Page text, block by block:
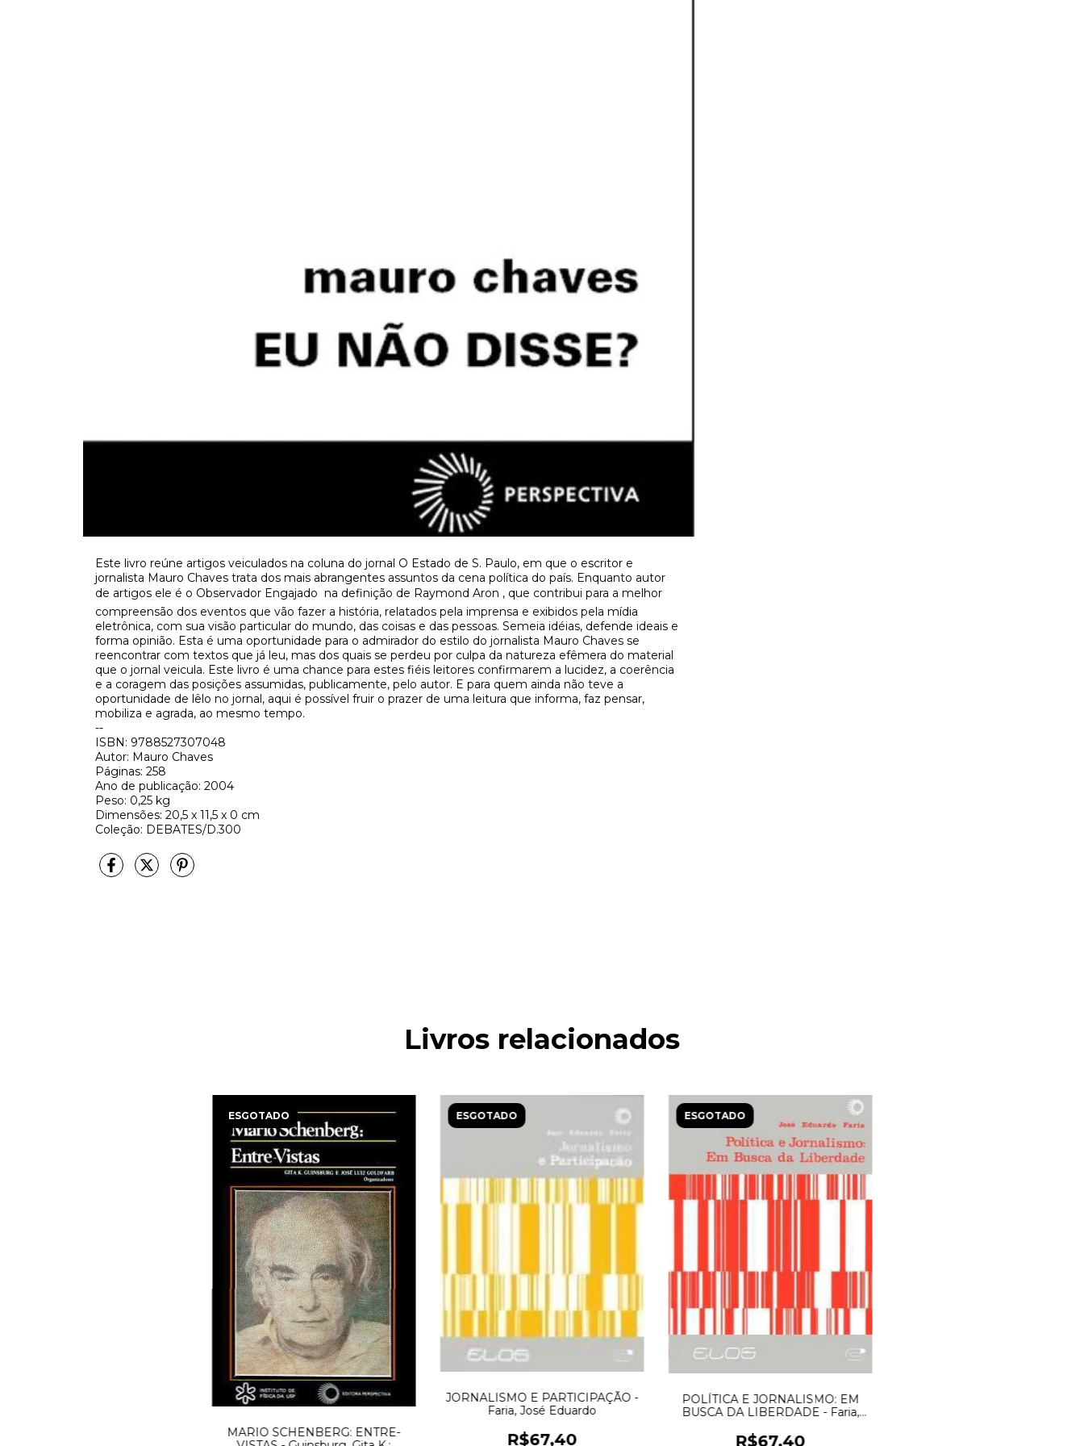
Este livro reúne artigos veiculados na coluna do jornal O Estado de S. Paulo, em que o escritor e
jornalista Mauro Chaves trata dos mais abrangentes assuntos da cena política do país. Enquanto autor
de artigos ele é o Observador Engajado  na definição de Raymond Aron , que contribui para a melhor
compreensão dos eventos que vão fazer a história, relatados pela imprensa e exibidos pela mídia
eletrônica, com sua visão particular do mundo, das coisas e das pessoas. Semeia idéias, defende ideais e
forma opinião. Esta é uma oportunidade para o admirador do estilo do jornalista Mauro Chaves se
reencontrar com textos que já leu, mas dos quais se perdeu por culpa da natureza efêmera do material
que o jornal veicula. Este livro é uma chance para estes fiéis leitores confirmarem a lucidez, a coerência
e a coragem das posições assumidas, publicamente, pelo autor. E para quem ainda não teve a
oportunidade de lêlo no jornal, aqui é possível fruir o prazer de uma leitura que informa, faz pensar,
mobiliza e agrada, ao mesmo tempo.
--
ISBN: 9788527307048
Autor: Mauro Chaves
Páginas: 258
Ano de publicação: 2004
Peso: 0,25 kg
Dimensões: 20,5 x 11,5 x 0 cm
Coleção: DEBATES/D.300
Livros relacionados
ESGOTADO
MARIO SCHENBERG: ENTRE-
ESGOTADO
JORNALISMO E PARTICIPAÇÃO -
Faria, José Eduardo
R$67,40
ESGOTADO
POLÍTICA E JORNALISMO: EM
BUSCA DA LIBERDADE - Faria,
R$67,40